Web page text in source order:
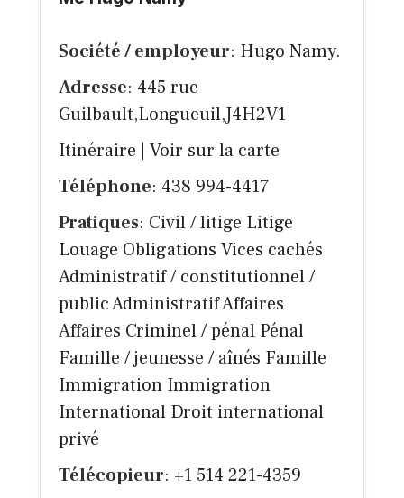
Société / employeur: Hugo Namy.
Adresse: 445 rue
Guilbault,Longueuil,J4H2V1
Itinéraire
Voir sur la carte
Téléphone: 438 994-4417
Pratiques: Civil / litige Litige
Louage Obligations Vices cachés
Administratif / constitutionnel /
public Administratif Affaires
Affaires Criminel / pénal Pénal
Famille / jeunesse / aînés Famille
Immigration Immigration
International Droit international
privé
Télécopieur: +1 514 221-4359